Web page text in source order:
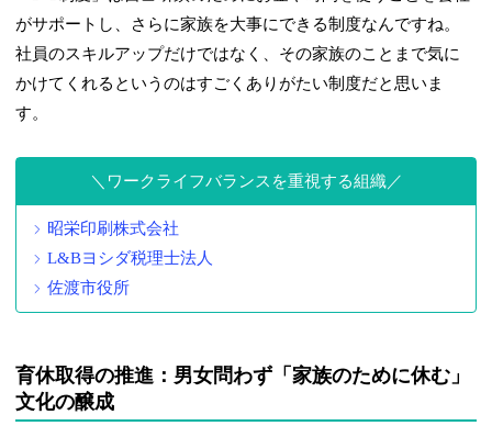
がサポートし、さらに家族を大事にできる制度なんですね。
社員のスキルアップだけではなく、その家族のことまで気に
かけてくれるというのはすごくありがたい制度だと思いま
す。
ワークライフバランスを重視する組織
昭栄印刷株式会社
L&Bヨシダ税理士法人
佐渡市役所
育休取得の推進：男女問わず「家族のために休む」
文化の醸成